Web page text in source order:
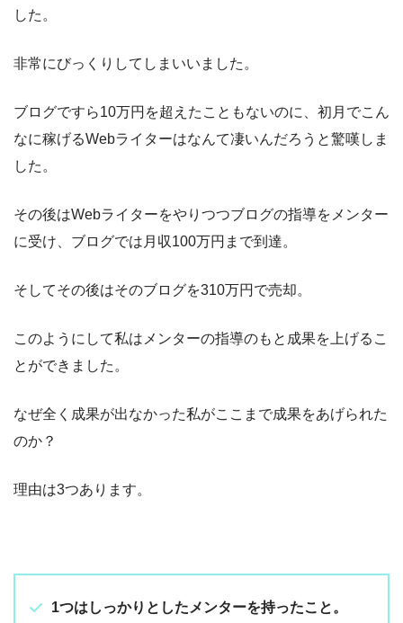
した。
非常にびっくりしてしまいいました。
ブログですら10万円を超えたこともないのに、初月でこん
なに稼げるWebライターはなんて凄いんだろうと驚嘆しま
した。
その後はWebライターをやりつつブログの指導をメンター
に受け、ブログでは月収100万円まで到達。
そしてその後はそのブログを310万円で売却。
このようにして私はメンターの指導のもと成果を上げるこ
とができました。
なぜ全く成果が出なかった私がここまで成果をあげられた
のか？
理由は3つあります。
1つはしっかりとしたメンターを持ったこと。